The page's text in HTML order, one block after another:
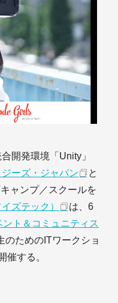
開発環境「Unity」
ーズ・ジャパン
と
ャンプ／スクールを
ズテック）
は、6
ント＆コミュニティス
のためのITワークショ
催する。